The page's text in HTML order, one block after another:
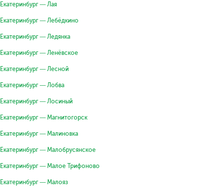
Екатеринбург — Лая
Екатеринбург — Лебёдкино
Екатеринбург — Ледянка
Екатеринбург — Ленёвское
Екатеринбург — Лесной
Екатеринбург — Лобва
Екатеринбург — Лосиный
Екатеринбург — Магнитогорск
Екатеринбург — Малиновка
Екатеринбург — Малобрусянское
Екатеринбург — Малое Трифоново
Екатеринбург — Малояз